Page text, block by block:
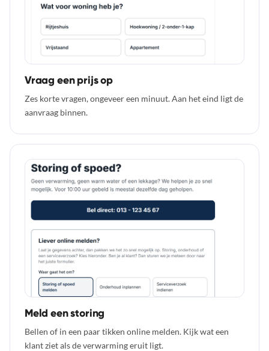
Vraag een prijs op
Zes korte vragen, ongeveer een minuut. Aan het eind ligt de
aanvraag binnen.
Meld een storing
Bellen of in een paar tikken online melden. Kijk wat een
klant ziet als de verwarming eruit ligt.